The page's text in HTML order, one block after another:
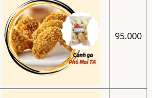
95.000